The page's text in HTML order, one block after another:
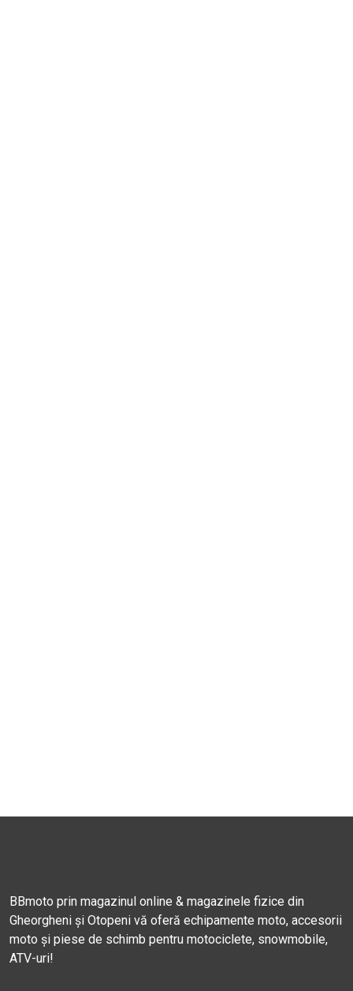
BBmoto prin magazinul online & magazinele fizice din
Gheorgheni și Otopeni vă oferă echipamente moto, accesorii
moto și piese de schimb pentru motociclete, snowmobile,
ATV-uri!